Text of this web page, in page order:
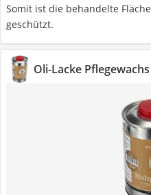
Somit ist die behandelte
geschützt.
Oli-Lacke Pflegewachs